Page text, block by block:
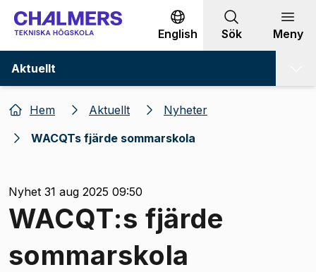
Gå till innehållet
English Sök Meny
Aktuellt
Hem Aktuellt
Nyheter
WACQTs fjärde sommarskola
Nyhet 31 aug 2025 09:50
WACQT:s fjärde
sommarskola